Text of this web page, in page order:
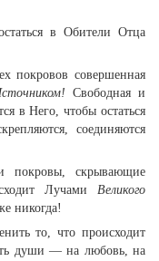
в Обители Отца
покровов совершенная
Свободная и
в Него, чтобы остаться
соединяются
покровы, скрывающие
Лучами Великого
никогда!
то, что происходит
души — на любовь, на